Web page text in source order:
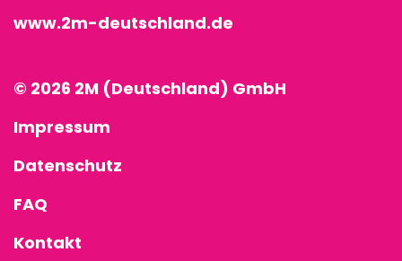
www.2m-deutschland.de
© 2026 2M (Deutschland) GmbH
Impressum
Datenschutz
FAQ
Kontakt